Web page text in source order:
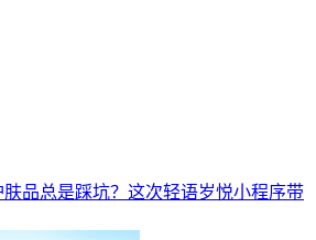
肤品总是踩坑？这次轻语岁悦小程序带